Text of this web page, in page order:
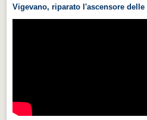
Videonews
CHI SIAMO
Vigevano, riparato l'ascensore